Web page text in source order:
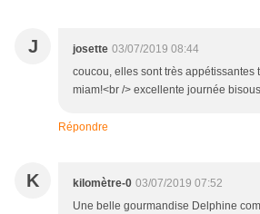
J josette 03/07/2019 08:44
coucou, elles sont très appétissantes
miam!<br /> excellente journée bisous
Répondre
K kilomètre-0 03/07/2019 07:52
Une belle gourmandise Delphine